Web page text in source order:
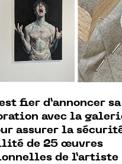
fier d’annoncer sa
avec la
assurer la
de 25 œuvres
de l’artiste